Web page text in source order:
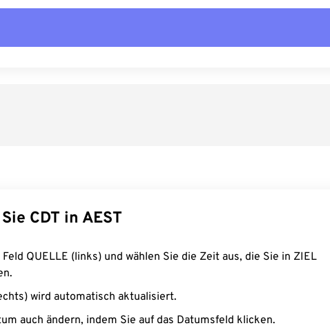
CDT in AEST
QUELLE (links) und wählen Sie die Zeit aus, die Sie in ZIEL
wird automatisch aktualisiert.
auch ändern, indem Sie auf das Datumsfeld klicken.